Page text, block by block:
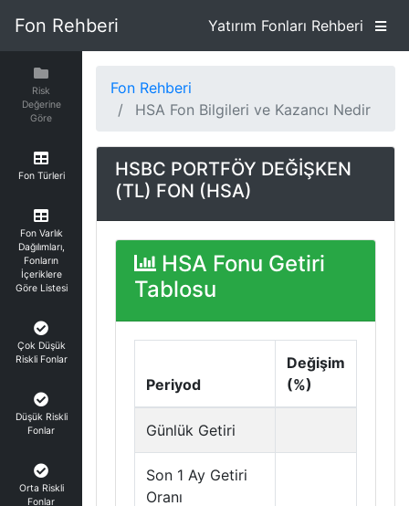
Fon Rehberi Yatırım Fonları Rehberi
Risk
Değerine
Göre
Fon Türleri
Fon Varlık
Dağılımları,
Fonların
İçeriklere
Göre Listesi
Çok Düşük
Riskli Fonlar
Düşük Riskli
Fonlar
Orta Riskli
Fonlar
Fon Rehberi
HSA Fon Bilgileri ve Kazancı Nedir
HSBC PORTFÖY DEĞİŞKEN
(TL) FON (HSA)
HSA Fonu Getiri
Tablosu
Periyod
Değişim
(%)
Günlük Getiri
Son 1 Ay Getiri
Oranı